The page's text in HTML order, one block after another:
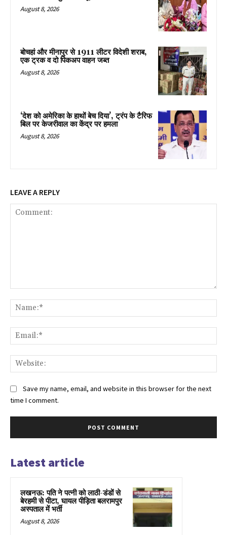
August 8, 2026
बोचहां और मीनापुर से 1911 लीटर विदेशी शराब,
एक ट्रक व दो पिकअप वाहन जब्त
August 8, 2026
‘देश को अमेरिका के हाथों बेच दिया’, ट्रंप के टैरिफ
बिल पर केजरीवाल का केंद्र पर हमला
August 8, 2026
LEAVE A REPLY
Save my name, email, and website in this browser for the next
time I comment.
Latest article
लखनऊ: पति ने पत्नी को लाठी-डंडों से
बेरहमी से पीटा, घायल पीड़िता बलरामपुर
अस्पताल में भर्ती
August 8, 2026